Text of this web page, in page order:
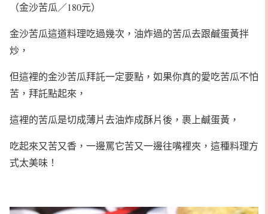
（金沙苦瓜／180元）
金沙苦瓜這道料理吃過幾次，油炸過的苦瓜去跟鹹蛋黃拌
炒，
但這裡的金沙苦瓜拜託一定要點，如果你真的愛吃苦瓜不怕
苦，拜託點起來，
這裡的苦瓜是切成薄片去油炸成酥片後，裹上鹹蛋黃，
吃起來又苦又香，一邊罵它苦又一邊往嘴裡夾，這種料理方
式太美味！